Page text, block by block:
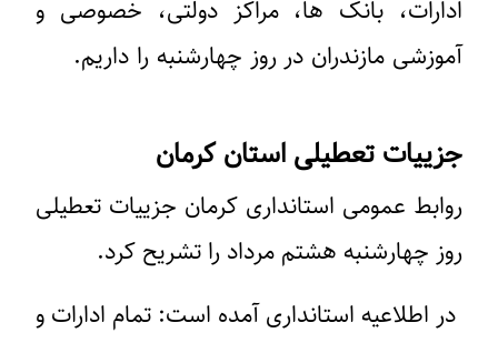
ادارات، بانک ها، مراکز دولتی، خصوصی و
آموزشی مازندران در روز چهارشنبه را داریم.
جزییات تعطیلی استان کرمان
روابط عمومی استانداری کرمان جزییات تعطیلی
روز چهارشنبه هشتم مرداد را تشریح کرد.
در اطلاعیه استانداری آمده است: تمام ادارات و